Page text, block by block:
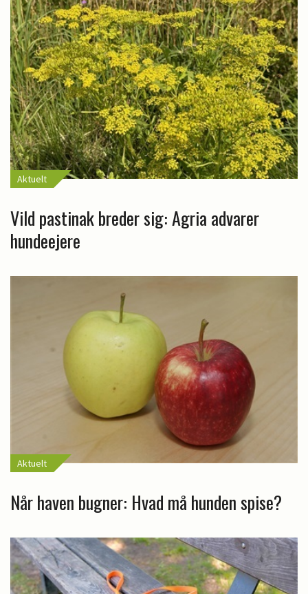
Aktuelt
Vild pastinak breder sig: Agria advarer
hundeejere
Aktuelt
Når haven bugner: Hvad må hunden spise?